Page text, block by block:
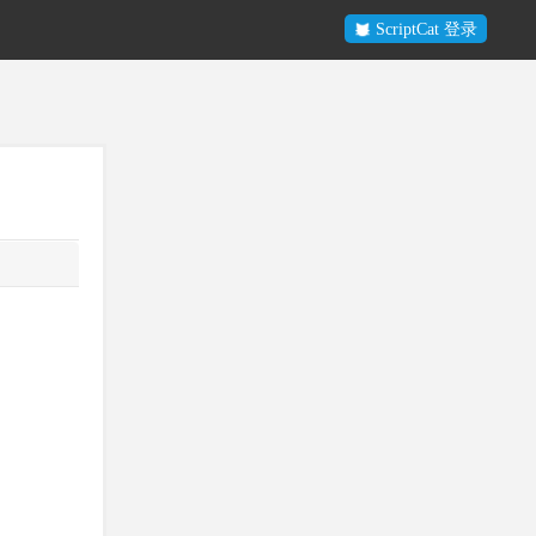
ScriptCat 登录